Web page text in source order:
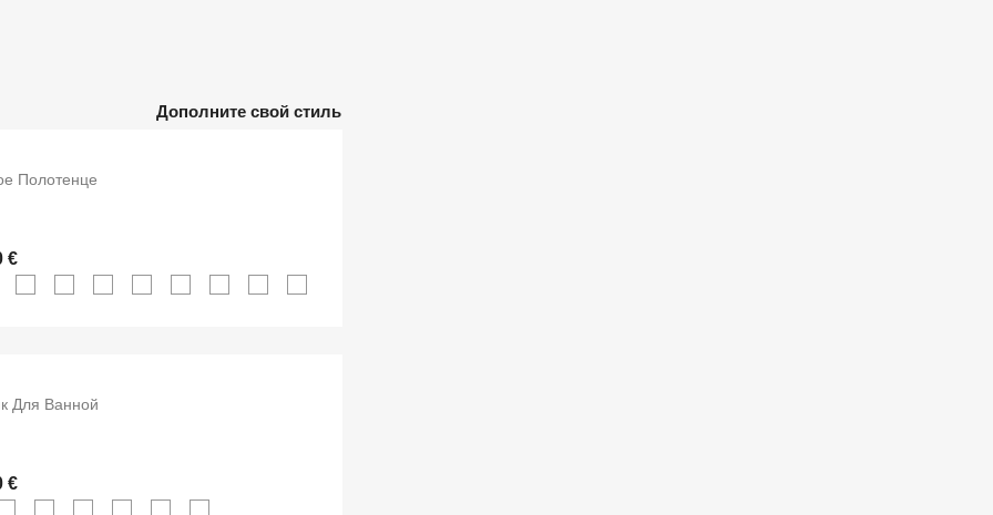
Дополните свой стиль
Полотенце
€
Для Ванной
€